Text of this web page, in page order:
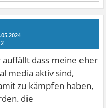
2
auffällt dass meine eher
media aktiv sind,
zu kämpfen haben,
die